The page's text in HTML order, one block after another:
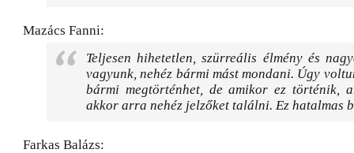
Mazács Fanni:
Teljesen hihetetlen, szürreális élmény és
vagyunk, nehéz bármi mást mondani. Úgy
bármi megtörténhet, de amikor ez történik,
akkor arra nehéz jelzőket találni. Ez hatalmas
Farkas Balázs: